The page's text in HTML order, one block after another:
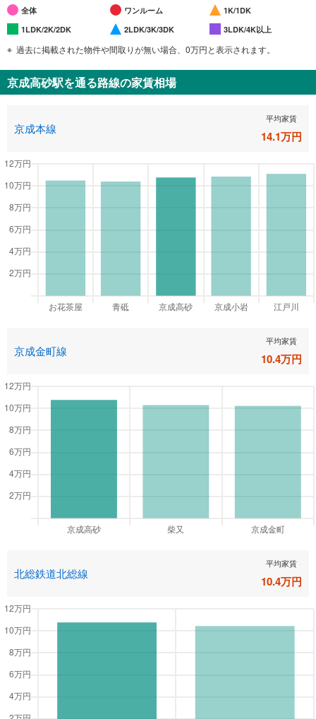
全体 ワンルーム
1K/1DK
1LDK/2K/2DK
2LDK/3K/3DK 3LDK/4K以上
過去に掲載された物件や間取りが無い場合、0万円と表示されます。
京成高砂駅を通る路線の家賃相場
京成本線
平均家賃
14.1万円
京成金町線
平均家賃
10.4万円
北総鉄道北総線
平均家賃
10.4万円